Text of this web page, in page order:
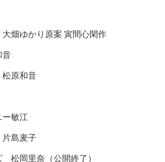
畑ゆかり原案 寅間心閑作
原和音
敏江
島麦子
松岡里奈（公開終了）